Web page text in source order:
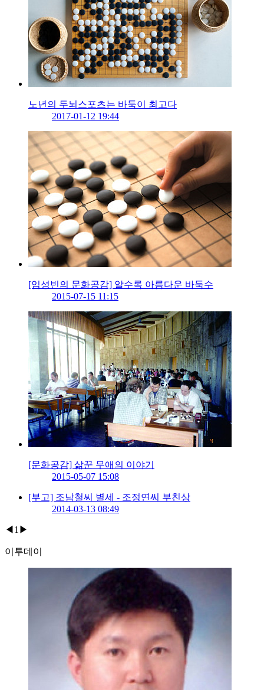
노년의 두뇌스포츠는 바둑이 최고다
2017-01-12 19:44
[임성빈의 문화공감] 알수록 아름다운 바둑수
2015-07-15 11:15
[문화공감] 삶꾼 무애의 이야기
2015-05-07 15:08
[부고] 조남철씨 별세 - 조정연씨 부친상
2014-03-13 08:49
◀ 1 ▶
이투데이